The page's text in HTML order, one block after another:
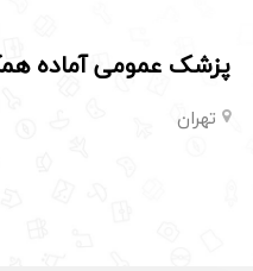
پزشک عمومی آماده
تهران